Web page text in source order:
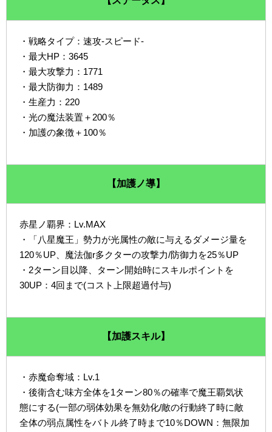
・戦略タイプ：速攻-スピード-
・最大HP：3645
・最大攻撃力：1771
・最大防御力：1489
・生産力：220
・光の魔法装置＋200％
・加護の象徴＋100％
【加護ノ導】
赤星ノ覇界：Lv.MAX
・「八星魔王」勢力が光属性の敵に与えるダメージ量を
120％UP、魔法伽r多クターの攻撃力/防御力を25％UP
・2ターン目以降、ターン開始時にスキルポイントを
30UP：4回まで(コスト上限超過付与)
【加護スキル】
・赤魔命奪域：Lv.1
・後衛含む味方全体を1ターン80％の確率で魔王覇気状
態にする(一部の弱体効果を無効化/敵の行動終了時に敵
全体の弱点属性をバトル終了時まで10％DOWN：無限加